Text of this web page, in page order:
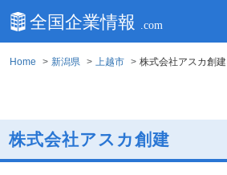
Home 新潟県 上越市 株式会社アスカ創建
株式会社アスカ創建